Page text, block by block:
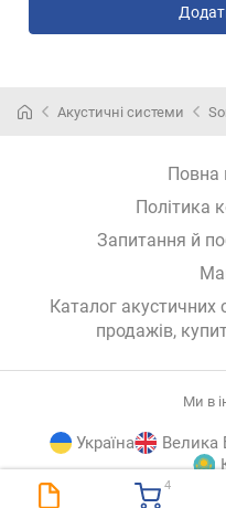
4
Акустичні системи
Повна
Політика
Запитання й
Каталог акустичних
продажів,
Ми в
Україна Велика